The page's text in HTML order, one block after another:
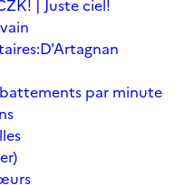
| Juste ciel!
par minute